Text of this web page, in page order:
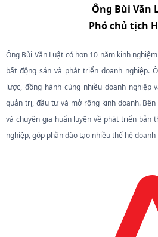
Ông Bùi Văn
Phó chủ tịch
Ông Bùi Văn Luật có hơn 10 năm kinh
bất động sản và phát triển doanh nghiệp.
lược, đồng hành cùng nhiều doanh nghiệp
quản trị, đầu tư và mở rộng kinh doanh.
và chuyên gia huấn luyện về phát triển bản
nghiệp, góp phần đào tạo nhiều thế hệ